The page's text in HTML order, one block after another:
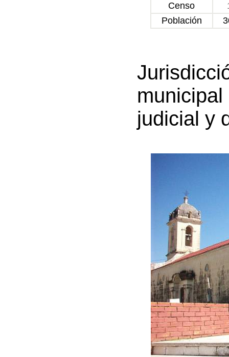
Censo
Población
judicial y